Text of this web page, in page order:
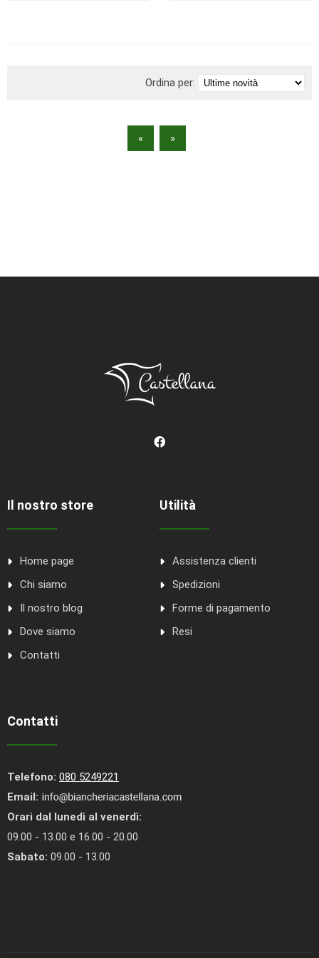
Ordina per:
« »
Il nostro store
Home page
Chi siamo
Il nostro blog
Dove siamo
Contatti
Utilità
Assistenza clienti
Spedizioni
Forme di pagamento
Resi
Contatti
Telefono: 080 5249221
Email:
Orari dal lunedì al venerdì:
09.00 - 13.00 e 16.00 - 20.00
Sabato: 09.00 - 13.00